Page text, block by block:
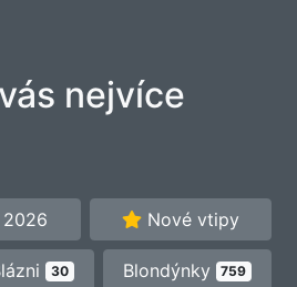
nejvíce
Nové vtipy
30 Blondýnky 759